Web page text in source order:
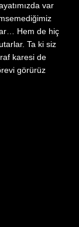
var
Hem de hiç
Ta ki siz
karesi de
görürüz